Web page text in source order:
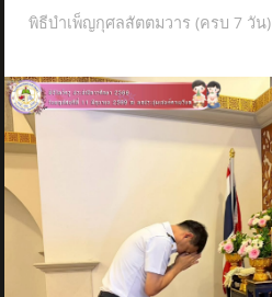
พิธีบำเพ็ญกุศลสัตตมวาร (ครบ 7 วัน)